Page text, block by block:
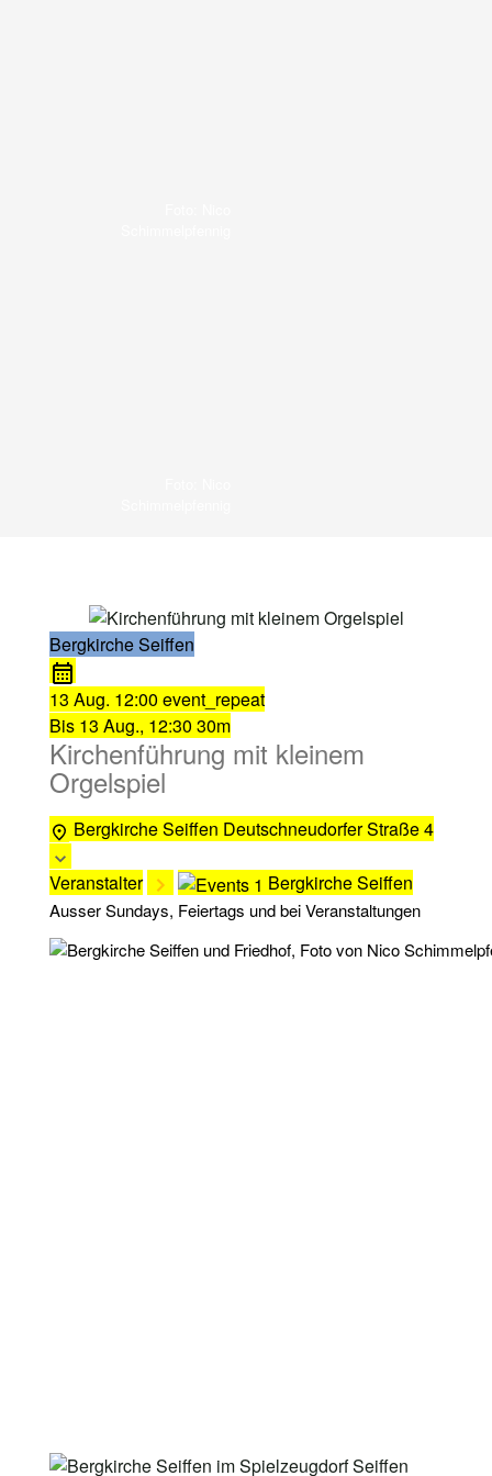
Bergkirche Seiffen
13 Aug. 12:00 event_repeat
Bis 13 Aug., 12:30 30m
Kirchenführung mit kleinem
Orgelspiel
Bergkirche Seiffen Deutschneudorfer Straße 4
Veranstalter Bergkirche Seiffen
Ausser Sundays, Feiertags und bei Veranstaltungen